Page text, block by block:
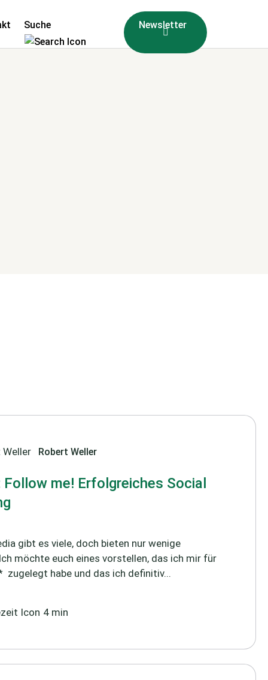
Suche Newsletter
Robert Weller
me! Erfolgreiches Social
gibt es viele, doch bieten nur wenige
möchte euch eines vorstellen, das ich mir für
zugelegt habe und das ich definitiv...
4 min